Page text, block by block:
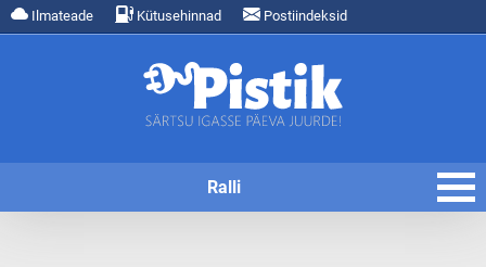
Ilmateade Kütusehinnad Postiindeksid
Ralli